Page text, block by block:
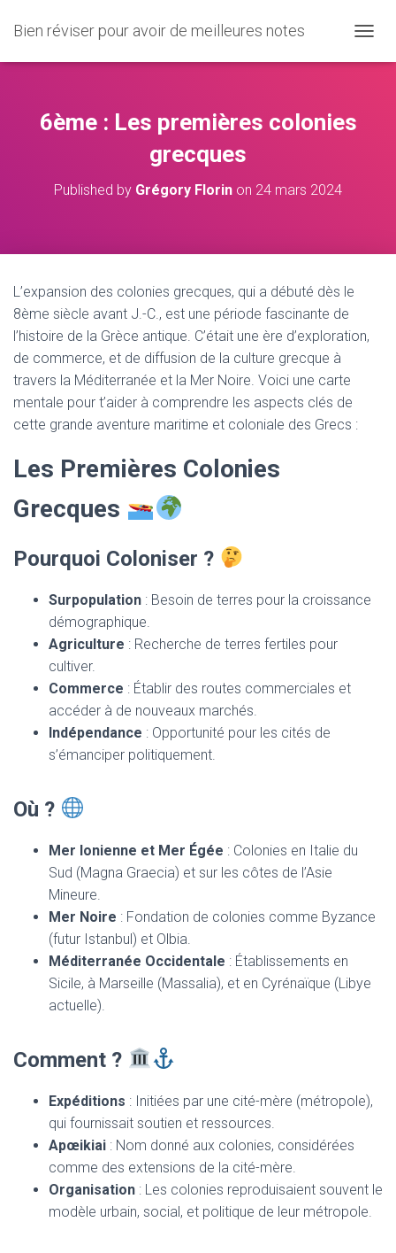
Bien réviser pour avoir de meilleures notes
U
V
6ème : Les premières colonies
grecques
Published by Grégory Florin on 24 mars 2024
L’expansion des colonies grecques, qui a débuté dès le
8ème siècle avant J.-C., est une période fascinante de
l’histoire de la Grèce antique. C’était une ère d’exploration,
de commerce, et de diffusion de la culture grecque à
travers la Méditerranée et la Mer Noire. Voici une carte
mentale pour t’aider à comprendre les aspects clés de
cette grande aventure maritime et coloniale des Grecs :
Les Premières Colonies
Grecques
Pourquoi Coloniser ?
Surpopulation : Besoin de terres pour la croissance
démographique.
Agriculture : Recherche de terres fertiles pour
cultiver.
Commerce : Établir des routes commerciales et
accéder à de nouveaux marchés.
Indépendance : Opportunité pour les cités de
s’émanciper politiquement.
Où ?
Mer Ionienne et Mer Égée : Colonies en Italie du
Sud (Magna Graecia) et sur les côtes de l’Asie
Mineure.
Mer Noire : Fondation de colonies comme Byzance
(futur Istanbul) et Olbia.
Méditerranée Occidentale : Établissements en
Sicile, à Marseille (Massalia), et en Cyrénaïque (Libye
actuelle).
Comment ?
Expéditions : Initiées par une cité-mère (métropole),
qui fournissait soutien et ressources.
Apœikiai : Nom donné aux colonies, considérées
comme des extensions de la cité-mère.
Organisation : Les colonies reproduisaient souvent le
modèle urbain, social, et politique de leur métropole.